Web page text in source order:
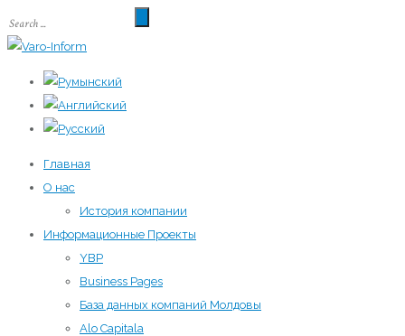
Главная
О нас
История компании
Информационные Проекты
YBP
Business Pages
База данных компаний Молдовы
Alo Capitala